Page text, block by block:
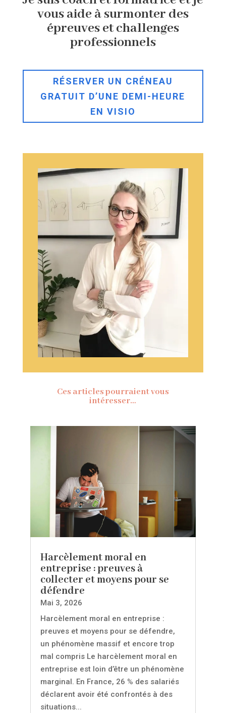
vous aide à surmonter des
épreuves et challenges
professionnels
RÉSERVER UN CRÉNEAU
GRATUIT D’UNE DEMI-HEURE
EN VISIO
Ces articles pourraient vous
intéresser…
Harcèlement moral en
entreprise : preuves à
collecter et moyens pour se
défendre
Mai 3, 2026
Harcèlement moral en entreprise :
preuves et moyens pour se défendre,
un phénomène massif et encore trop
mal compris Le harcèlement moral en
entreprise est loin d’être un phénomène
marginal. En France, 26 % des salariés
déclarent avoir été confrontés à des
situations...